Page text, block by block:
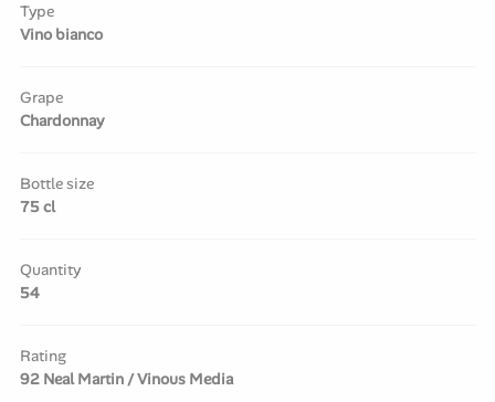
Type
Vino bianco
Grape
Chardonnay
Bottle size
75 cl
Quantity
54
Rating
92 Neal Martin / Vinous Media